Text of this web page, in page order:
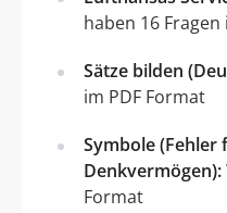
haben 16
Sätze bilden
im PDF Format
Symbole (Fehler
Denkvermögen):
Format